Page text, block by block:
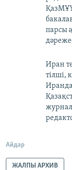
парсы
Иран
тілші,
Айдар
ЖАЛПЫ АРХИВ